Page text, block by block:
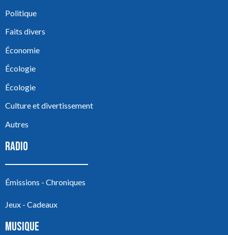
Politique
Faits divers
Économie
Écologie
Écologie
Culture et divertissement
Autres
RADIO
Émissions - Chroniques
Jeux - Cadeaux
MUSIQUE